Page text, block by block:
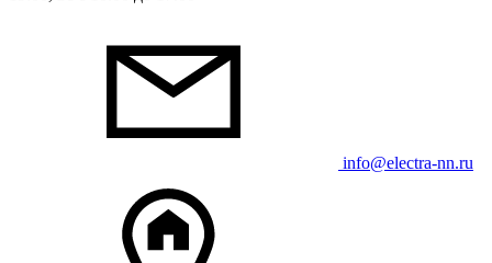
info@electra-nn.ru